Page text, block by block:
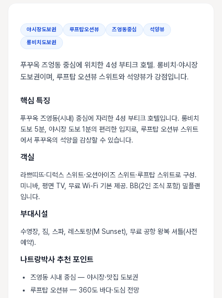
야시장도보권 루프탑오션뷰 즈엉동중심
석양뷰
롱비치도보권
푸꾸옥 즈엉동 중심에 위치한 4성 부티크 호텔. 롱비치·야시장
도보권이며, 루프탑 오션뷰 스위트와 석양뷰가 강점입니다.
핵심 특징
푸꾸옥 즈엉동(시내) 중심에 자리한 4성 부티크 호텔입니다. 롱비치
도보 5분, 야시장 도보 1분의 편리한 입지로, 루프탑 오션뷰 스위트
에서 푸꾸옥의 석양을 감상할 수 있습니다.
객실
라쁘띠뜨·디럭스 스위트·오션아이즈 스위트·루프탑 스위트로 구성.
미니바, 평면 TV, 무료 Wi-Fi 기본 제공. BB(2인 조식 포함) 밀플랜
입니다.
부대시설
수영장, 짐, 스파, 레스토랑(M Sunset), 무료 공항 왕복 셔틀(사전
예약).
나트랑박사 추천 포인트
즈엉동 시내 중심 — 야시장·맛집 도보권
루프탑 오션뷰 — 360도 바다·도심 전망